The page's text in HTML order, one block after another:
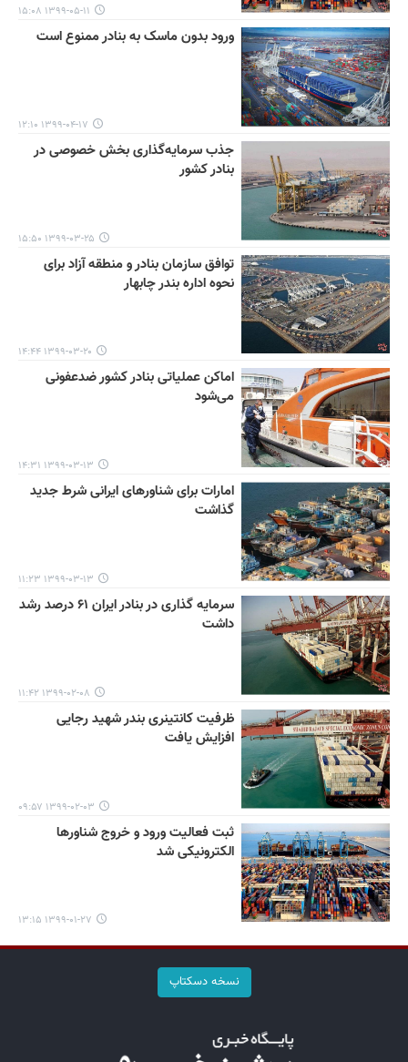
۱۳۹۹-۰۵-۱۱ ۱۵:۰۸
ورود بدون ماسک به بنادر ممنوع است
۱۳۹۹-۰۴-۱۷ ۱۲:۱۰
جذب سرمایه‌گذاری بخش خصوصی در
بنادر کشور
۱۳۹۹-۰۳-۲۵ ۱۵:۵۰
توافق سازمان بنادر و منطقه آزاد برای
نحوه اداره بندر چابهار
۱۳۹۹-۰۳-۲۰ ۱۴:۴۴
اماکن عملیاتی بنادر کشور ضدعفونی
می‌شود
۱۳۹۹-۰۳-۱۳ ۱۴:۳۱
امارات برای شناورهای ایرانی شرط جدید
گذاشت
۱۳۹۹-۰۳-۱۳ ۱۱:۲۳
سرمایه گذاری در بنادر ایران ۶۱ درصد رشد
داشت
۱۳۹۹-۰۲-۰۸ ۱۱:۴۲
ظرفیت کانتینری بندر شهید رجایی
افزایش یافت
۱۳۹۹-۰۲-۰۳ ۰۹:۵۷
ثبت فعالیت ورود و خروج شناورها
الکترونیکی شد
۱۳۹۹-۰۱-۲۷ ۱۳:۱۵
نسخه دسکتاپ